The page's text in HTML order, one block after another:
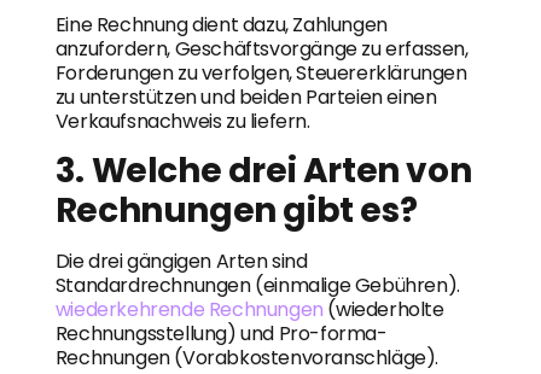
Eine Rechnung dient dazu, Zahlungen
anzufordern, Geschäftsvorgänge zu erfassen,
Forderungen zu verfolgen, Steuererklärungen
zu unterstützen und beiden Parteien einen
Verkaufsnachweis zu liefern.
3. Welche drei Arten von
Rechnungen gibt es?
Die drei gängigen Arten sind
Standardrechnungen (einmalige Gebühren).
wiederkehrende Rechnungen (wiederholte
Rechnungsstellung) und Pro-forma-
Rechnungen (Vorabkostenvoranschläge).